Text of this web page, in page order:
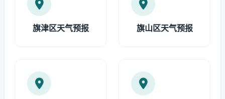
旗津区天气预报 旗山区天气预报